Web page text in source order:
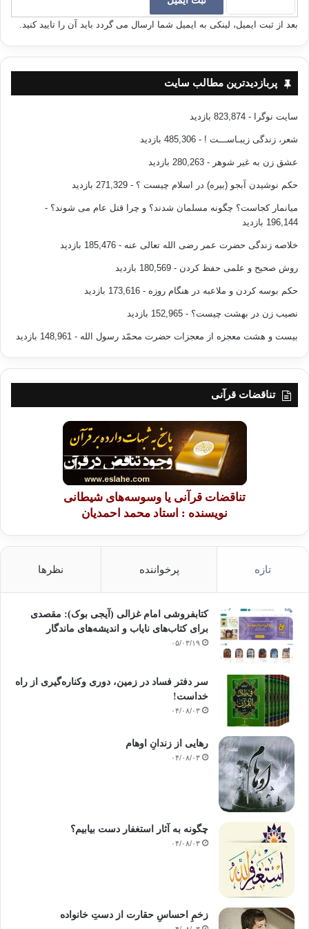
_______________________________________
مؤلف: دن فونتنل
مترجم: د. مسعود حاجی زاده و اکرم قیطاسی
بلوغ جنسی جوان نوجوان فرزند نوجوانان
بعد از ثبت ایمیل، لینکی به ایمیل شما ارسال می گردد باید آن را تایید کنید.
پربازدیدترین مطالب سایت
سایت نوگرا - 823,874 بازدید
شعر، زندگی زیبـاســـت ! - 485,306 بازدید
عشق زن به غیر شوهر - 280,263 بازدید
حکم نوشیدن آبجو (بیره) در اسلام چیست ؟ - 271,329 بازدید
میانمار کجاست؟ چگونه مسلمان شدند؟ و چرا قتل عام می شوند؟ -
196,144 بازدید
خلاصه زندگی حضرت عمر رضی الله تعالی عنه - 185,476 بازدید
روش صحیح و علمی حفظ کردن - 180,569 بازدید
حکم بوسه کردن و ملاعبه در هنگام روزه - 173,616 بازدید
نصیب زن در بهشت چیست؟ - 152,965 بازدید
بیست و هشت معجزه از معجزات حضرت محمّد رسول الله - 148,961 بازدید
تناقضات قرآنی
تناقضات قرآنی یا وسوسه‌های شیطانی
نویسنده : استاد محمد احمدیان
تازه پرخواننده نظرها
کتابفروشی امام غزالی (آیجی بوک): مقصدی
برای کتاب‌های نایاب و اندیشه‌های ماندگار
۰۵/۰۳/۱۹
سر دفتر فساد در زمین‌، دوری وکناره‌گیری از راه
خداست‌!
۰۴/۰۸/۰۳
رهایی از زندانِ اوهام
۰۴/۰۸/۰۳
چگونه به آثار استغفار دست بیابیم؟
۰۴/۰۸/۰۳
زخمِ احساسِ حقارت از دستِ خانواده